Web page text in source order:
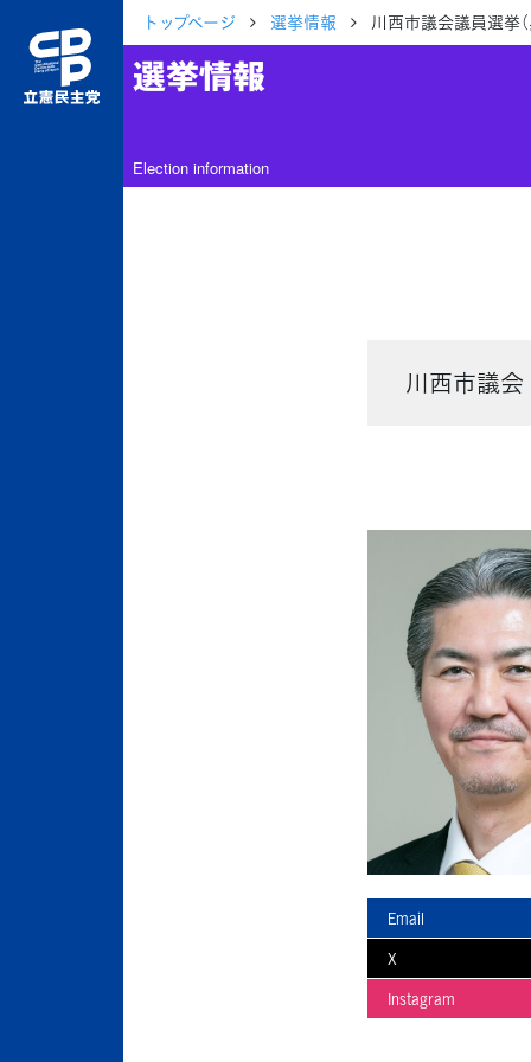
トップページ 選挙情報 川西市議会議員選挙（
選挙情報
Election information
川西市議会
Email
X
Instagram